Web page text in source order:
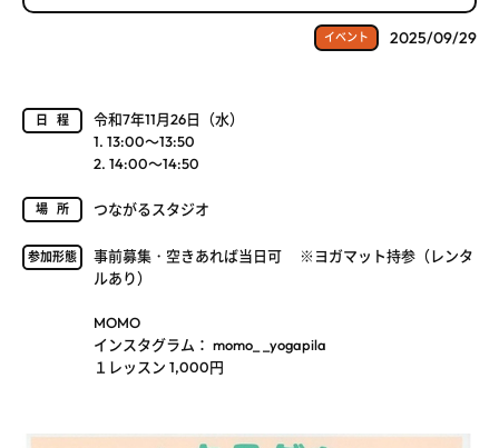
イベント 2025/09/29
日程
令和7年11月26日（水）
1. 13:00～13:50
2. 14:00～14:50
場所 つながるスタジオ
参加形態
事前募集・空きあれば当日可 ※ヨガマット持参（レンタ
ルあり）
MOMO
インスタグラム： momo_ _yogapila
１レッスン 1,000円